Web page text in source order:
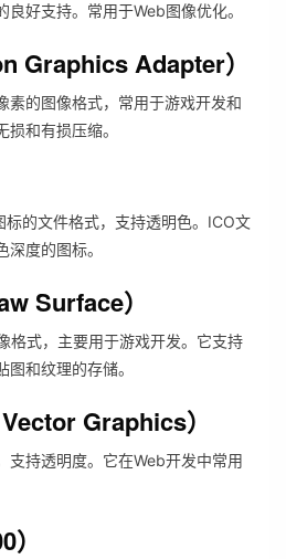
好支持。常用于Web图像优化。
Graphics Adapter）
素的图像格式，常用于游戏开发和
和有损压缩。
标的文件格式，支持透明色。ICO文
度的图标。
Surface）
格式，主要用于游戏开发。它支持
和纹理的存储。
Graphics）
支持透明度。它在Web开发中常用